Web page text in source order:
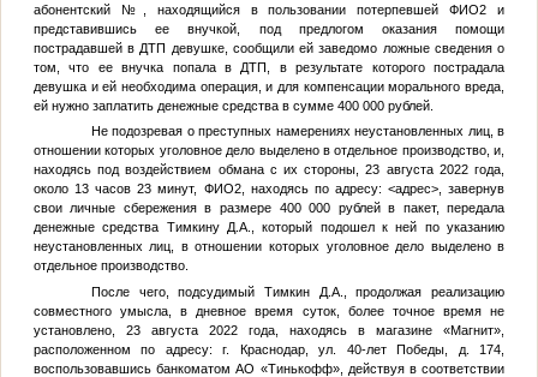
абонентский № , находящийся в пользовании потерпевшейФИО2 и
представившись ее внучкой, под предлогом оказания помощи
пострадавшей в ДТП девушке, сообщили ей заведомо ложные сведения о
том, что ее внучка попала в ДТП, в результате которого пострадала
девушка и ей необходима операция, и для компенсации морального вреда,
ей нужно заплатить денежные средства в сумме 400 000 рублей.
Не подозревая о преступных намерениях неустановленных лиц, в
отношении которых уголовное дело выделено в отдельное производство, и,
находясь под воздействием обмана с их стороны, 23 августа 2022 года,
около 13 часов 23 минут, ФИО2, находясь по адресу: <адрес>, завернув
свои личные сбережения в размере 400 000 рублей в пакет, передала
денежные средства Тимкину Д.А.
, который подошел к ней по указанию
неустановленных лиц, в отношении которых уголовное дело выделено в
отдельное производство.
После чего, подсудимый Тимкин Д.А.
, продолжая реализацию
совместного умысла, в дневное время суток, более точное время не
установлено, 23 августа 2022 года, находясь в магазине «Магнит»,
расположенном по адресу: г. Краснодар, ул. 40-лет Победы, д. 174,
воспользовавшись банкоматом АО «Тинькофф», действуя в соответствии